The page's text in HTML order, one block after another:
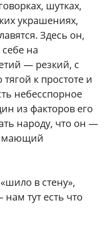
шутках,
украшениях,
Здесь он,
на
— резкий, с
к простоте и
небесспорное
из факторов его
народу, что он —
в стену»,
тут есть что